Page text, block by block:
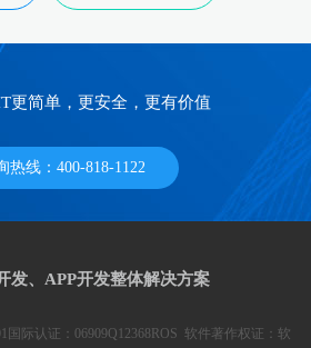
更简单，更安全，更有价值
热线：400-818-1122
、APP开发整体解决方案
国际认证：06909Q12368ROS 软件著作权证：软